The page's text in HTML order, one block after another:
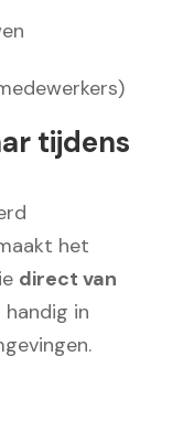
tijdens
het
direct van
in